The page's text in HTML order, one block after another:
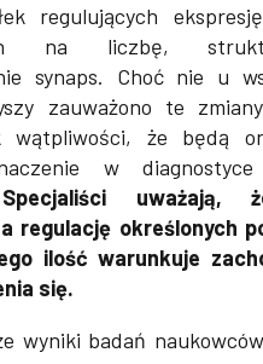
regulujących
na liczbę,
synaps. Choć nie u
zauważono te
wątpliwości, że będą
w
Specjaliści uważają,
regulację określonych
ilość warunkuje
się.
wyniki badań